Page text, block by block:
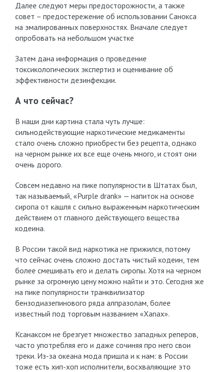
Далее следуют меры предосторожности, а также
совет – предостережение об использовании Санокса
на эмалированных поверхностях. Вначале следует
опробовать на небольшом участке
Затем дана информация о проведение
токсикологических экспертиз и оценивание об
эффективности дезинфекции.
А что сейчас?
В наши дни картина стала чуть лучше:
сильнодействующие наркотические медикаменты
стало очень сложно приобрести без рецепта, однако
на черном рынке их все еще очень много, и стоят они
очень дорого.
Совсем недавно на пике популярности в Штатах был,
так называемый, «Purple drank» — напиток на основе
сиропа от кашля с сильно выраженным наркотическим
действием от главного действующего вещества
кодеина.
В России такой вид наркотика не прижился, потому
что сейчас очень сложно достать чистый кодеин, тем
более смешивать его и делать сиропы. Хотя на черном
рынке за огромную цену можно найти и это. Сегодня же
на пике популярности транквилизатор
бензодиазепинового ряда алпразолам, более
известный под торговым названием «Xanax».
Ксанаксом не брезгует множество западных реперов,
часто употребляя его и даже сочиняя про него свои
треки. Из-за океана мода пришла и к нам: в России
тоже есть хип-хоп исполнители, восхваляющие это